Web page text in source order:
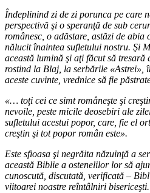
Îndeplinind zi de zi porunca pe care
perspectivă şi o speranţă de sub
românesc, o adăstare, astăzi de abia
nălucit înaintea sufletului nostru. Şi
această lumină şi aţi făcut să tresară
rostind la Blaj, la serbările «Astrei»,
aceste cuvinte, vrednice să fie
«… toţi cei ce simt româneşte şi
nevoile, peste micile deosebiri ale
sufletului acestui popor, care, fie el
creştin şi tot popor român este».
Este sfioasa şi negrăita năzuinţă a
această Biblie a ostenelilor lor să
cunoscută, discutată, verificată –
viitoarei noastre reîntâlniri bisericeşti.